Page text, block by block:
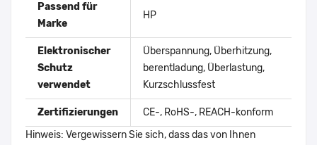
Passend für
Marke
HP
Elektronischer
Schutz
verwendet
Überspannung, Überhitzung,
berentladung, Überlastung,
Kurzschlussfest
Zertifizierungen
CE-, RoHS-, REACH-konform
Hinweis: Vergewissern Sie sich, dass das von Ihnen